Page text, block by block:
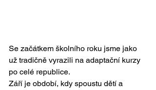
Se začátkem školního roku jsme jako
už tradičně vyrazili na adaptační kurzy
po celé republice.
Září je období, kdy spoustu dětí a